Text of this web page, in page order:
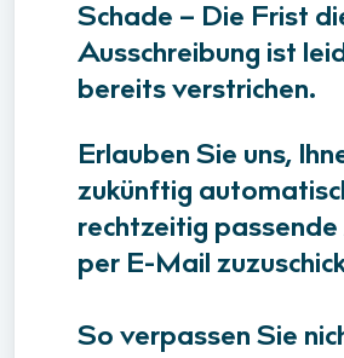
Schade – Die Frist
Ausschreibung ist
bereits verstrichen.
Erlauben Sie uns,
zukünftig
rechtzeitig
per E-Mail
So verpassen Sie